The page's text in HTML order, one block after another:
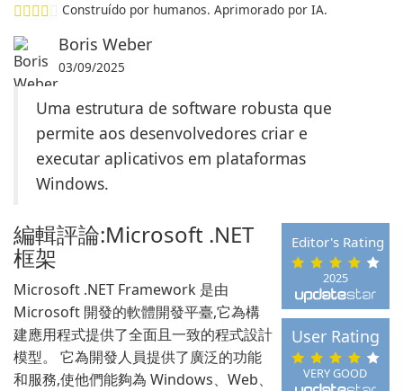
Construído por humanos. Aprimorado por IA.
Boris Weber
03/09/2025
Uma estrutura de software robusta que
permite aos desenvolvedores criar e
executar aplicativos em plataformas
Windows.
2025
Editor's Rating
VERY GOOD
User Rating
編輯評論:Microsoft .NET
框架
Microsoft .NET Framework 是由
Microsoft 開發的軟體開發平臺,它為構
建應用程式提供了全面且一致的程式設計
模型。 它為開發人員提供了廣泛的功能
和服務,使他們能夠為 Windows、Web、